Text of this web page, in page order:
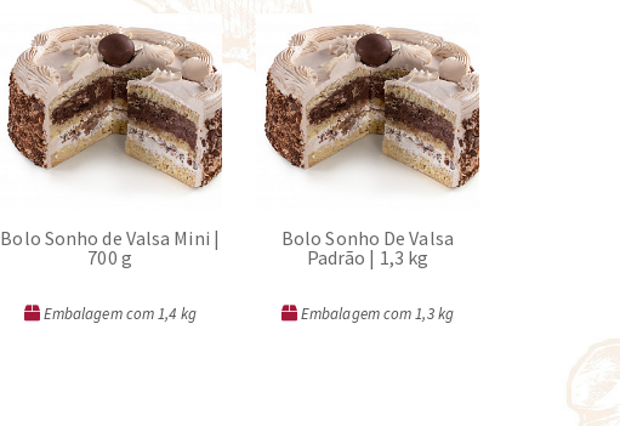
Bolo Sonho de Valsa Mini |
700 g
Embalagem com 1,4 kg
Bolo Sonho De Valsa
Padrão | 1,3 kg
Embalagem com 1,3 kg